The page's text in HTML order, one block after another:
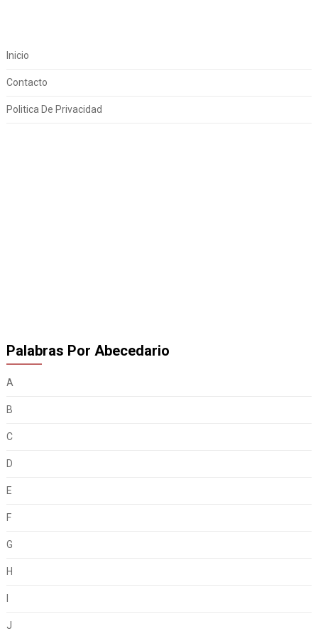
Inicio
Contacto
Politica De Privacidad
Palabras Por Abecedario
A
B
C
D
E
F
G
H
J